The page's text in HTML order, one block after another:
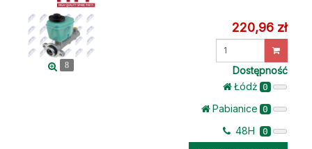
8
220,96 zł
Wprowadź
Dostępność
Łódż 0
Pabianice 0
48H 0